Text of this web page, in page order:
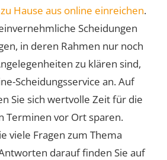
Hause aus online einreichen.
Scheidungen
in deren Rahmen nur noch
zu klären sind,
Scheidungsservice an. Auf
Sie sich wertvolle Zeit für die
Terminen vor Ort sparen.
viele Fragen zum Thema
darauf finden Sie auf